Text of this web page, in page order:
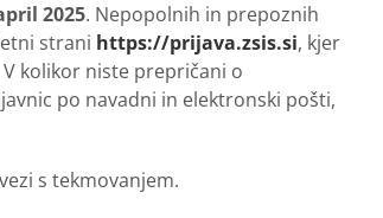
2025. Nepopolnih in prepoznih
strani https://prijava.zsis.si, kjer
kolikor niste prepričani o
po navadni in elektronski pošti,
s tekmovanjem.